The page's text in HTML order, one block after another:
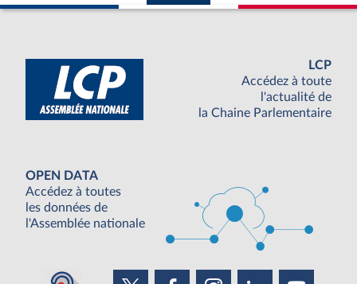
LCP
Accédez à toute
l'actualité de
la Chaine Parlementaire
OPEN DATA
Accédez à toutes
les données de
l'Assemblée nationale